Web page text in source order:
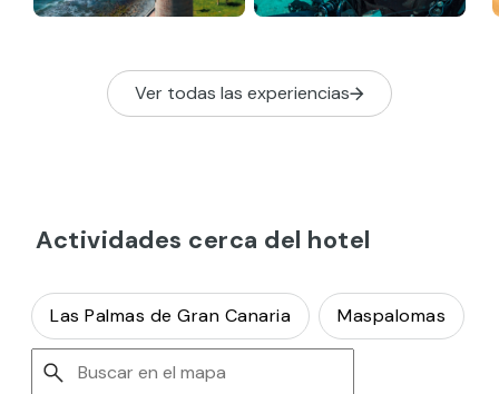
Ver todas las experiencias
Actividades cerca del hotel
Las Palmas de Gran Canaria Maspalomas